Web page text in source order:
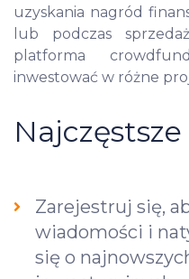
uzyskania nagród
lub podczas
platforma
inwestować w różne
Zarejestruj się,
wiadomości i
się o